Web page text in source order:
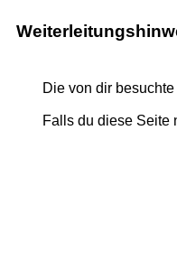
Die von dir
Falls du diese Seite